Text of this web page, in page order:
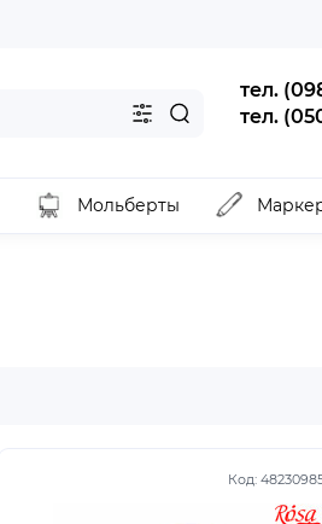
тел.
тел.
Мольберты
Код: